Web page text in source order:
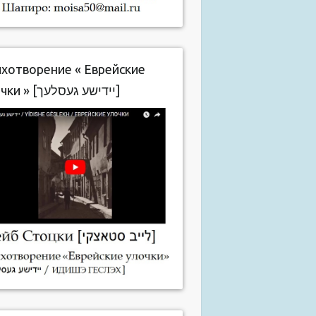
« Еврейские
улочки » [יידישע געסלעך]